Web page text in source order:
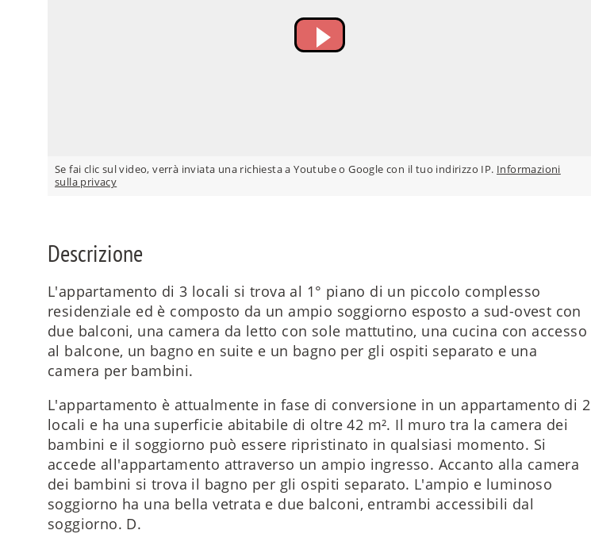
Se fai clic sul video, verrà inviata una richiesta a Youtube o Google con il tuo indirizzo IP. Informazioni
sulla privacy
Descrizione
L'appartamento di 3 locali si trova al 1° piano di un piccolo complesso
residenziale ed è composto da un ampio soggiorno esposto a sud-ovest con
due balconi, una camera da letto con sole mattutino, una cucina con accesso
al balcone, un bagno en suite e un bagno per gli ospiti separato e una
camera per bambini.
L'appartamento è attualmente in fase di conversione in un appartamento di 2
locali e ha una superficie abitabile di oltre 42 m². Il muro tra la camera dei
bambini e il soggiorno può essere ripristinato in qualsiasi momento. Si
accede all'appartamento attraverso un ampio ingresso. Accanto alla camera
dei bambini si trova il bagno per gli ospiti separato. L'ampio e luminoso
soggiorno ha una bella vetrata e due balconi, entrambi accessibili dal
soggiorno. D.